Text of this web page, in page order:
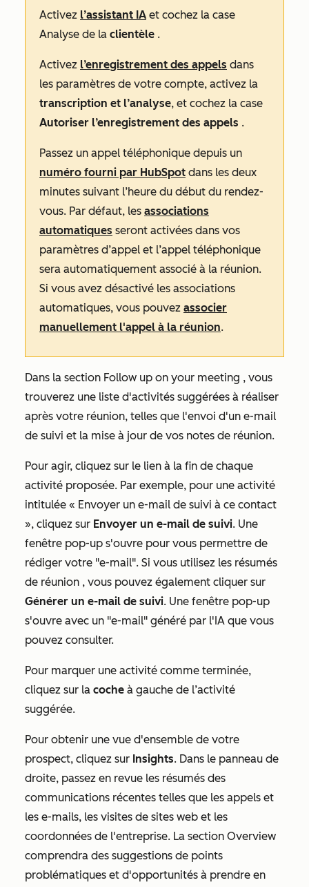
Activez l’assistant IA et cochez la case
Analyse de la clientèle .
Activez l’enregistrement des appels dans
les paramètres de votre compte, activez la
transcription et l’analyse, et cochez la case
Autoriser l’enregistrement des appels .
Passez un appel téléphonique depuis un
numéro fourni par HubSpot dans les deux
minutes suivant l’heure du début du rendez-
vous. Par défaut, les associations
automatiques seront activées dans vos
paramètres d’appel et l’appel téléphonique
sera automatiquement associé à la réunion.
Si vous avez désactivé les associations
automatiques, vous pouvez associer
manuellement l'appel à la réunion.
Dans la section Follow up on your meeting , vous
trouverez une liste d'activités suggérées à réaliser
après votre réunion, telles que l'envoi d'un e-mail
de suivi et la mise à jour de vos notes de réunion.
Pour agir, cliquez sur le lien à la fin de chaque
activité proposée. Par exemple, pour une activité
intitulée « Envoyer un e-mail de suivi à ce contact
», cliquez sur Envoyer un e-mail de suivi. Une
fenêtre pop-up s'ouvre pour vous permettre de
rédiger votre "e-mail". Si vous utilisez les résumés
de réunion , vous pouvez également cliquer sur
Générer un e-mail de suivi. Une fenêtre pop-up
s'ouvre avec un "e-mail" généré par l'IA que vous
pouvez consulter.
Pour marquer une activité comme terminée,
cliquez sur la coche à gauche de l’activité
suggérée.
Pour obtenir une vue d'ensemble de votre
prospect, cliquez sur Insights. Dans le panneau de
droite, passez en revue les résumés des
communications récentes telles que les appels et
les e-mails, les visites de sites web et les
coordonnées de l'entreprise. La section Overview
comprendra des suggestions de points
problématiques et d'opportunités à prendre en